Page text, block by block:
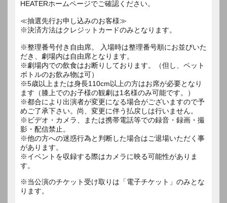
HEATERホームページでご確認ください。
≪抽選先行お申し込みのお客様≫
※決済方法はクレジットカードのみとなります。
※整理番号付き自由席。 入場時は整理番号順にお並びいた
だき、劇場内は自由席となります。
※劇場内での飲食はお断りしております。（但し、ペット
ボトルのお飲み物は可）
※5歳以上または身長110cm以上の方はお席が必要となり
ます（膝上でのお子様の観劇は1名様のみ可能です。）
※都合により出演者が変更になる場合がございますので予
めご了承下さい。尚、変更に伴う払戻しは行いません。
※ビデオ・カメラ、または携帯電話等での録音・録画・撮
影・配信禁止。
※他の方への迷惑行為と判断した場合はご退場いただく事
があります。
※イベントを収録する際はカメラに映る可能性がありま
す。
※当公演のチケット受け取りは「電子チケット」のみとな
ります。